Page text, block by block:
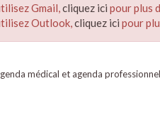
Gmail,cliquez ici pour plus
Outlook,cliquez ici pour
médical et agenda